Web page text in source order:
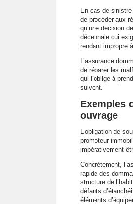
En cas de
de procéder aux
qu’une décision
décennale qui
rendant impropre
L’assurance
de réparer les
qui l’oblige à
suivent.
Exemples
ouvrage
L’obligation de
promoteur
impérativement
Concrètement,
rapide des
structure de
défauts
éléments